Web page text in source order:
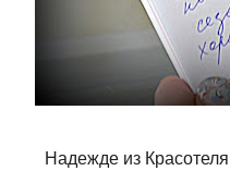
Надежде из